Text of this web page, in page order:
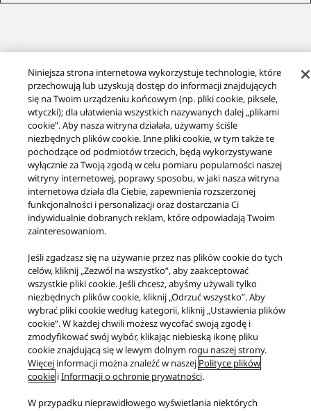
Pobierz informacje o ekoprojekcie
Produkty Klasa Referencyjna SU-R1000
Facebook X YouTube
Instagram
Warunki korzystania z serwisu
Polityka prywatności
Kontakt
Polityka plików cookie
PRAWNY OBOWIĄZEK ZAPEWNIENIA ZGODNOŚCI TOWARU Z UMOWĄ
Area/Country
Copyright © 2026 Panasonic Marketing Europe GmbH
Wszystkie prawa zastrzeżone.
Niniejsza strona internetowa wykorzystuje technologie, które
przechowują lub uzyskują dostęp do informacji znajdujących
się na Twoim urządzeniu końcowym (np. pliki cookie, piksele,
wtyczki); dla ułatwienia wszystkich nazywanych dalej „plikami
cookie”. Aby nasza witryna działała, używamy ściśle
niezbędnych plików cookie. Inne pliki cookie, w tym także te
pochodzące od podmiotów trzecich, będą wykorzystywane
wyłącznie za Twoją zgodą w celu pomiaru popularności naszej
witryny internetowej, poprawy sposobu, w jaki nasza witryna
internetowa działa dla Ciebie, zapewnienia rozszerzonej
funkcjonalności i personalizacji oraz dostarczania Ci
indywidualnie dobranych reklam, które odpowiadają Twoim
zainteresowaniom.
Jeśli zgadzasz się na używanie przez nas plików cookie do tych
celów, kliknij „Zezwól na wszystko”, aby zaakceptować
wszystkie pliki cookie. Jeśli chcesz, abyśmy używali tylko
niezbędnych plików cookie, kliknij „Odrzuć wszystko”. Aby
wybrać pliki cookie według kategorii, kliknij „Ustawienia plików
cookie”. W każdej chwili możesz wycofać swoją zgodę i
zmodyfikować swój wybór, klikając niebieską ikonę pliku
cookie znajdującą się w lewym dolnym rogu naszej strony.
Więcej informacji można znaleźć w naszej Polityce plików
cookieiInformacji o ochronie prywatności.
W przypadku nieprawidłowego wyświetlania niektórych